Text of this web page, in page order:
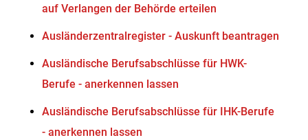
auf Verlangen der Behörde erteilen
Ausländerzentralregister - Auskunft beantragen
Ausländische Berufsabschlüsse für HWK-
Berufe - anerkennen lassen
Ausländische Berufsabschlüsse für IHK-Berufe
- anerkennen lassen